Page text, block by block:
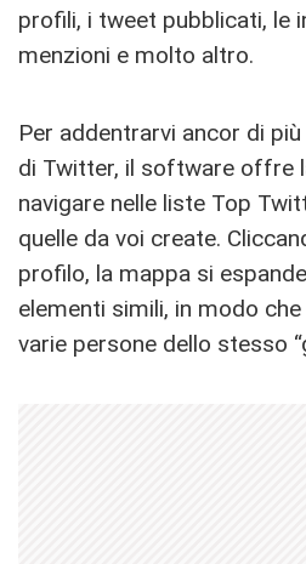
profili, i tweet pubblicati, le
menzioni e molto altro.
Per addentrarvi ancor di
di Twitter, il software offre
navigare nelle liste Top
quelle da voi create.
profilo, la mappa si
elementi simili, in modo
varie persone dello stesso